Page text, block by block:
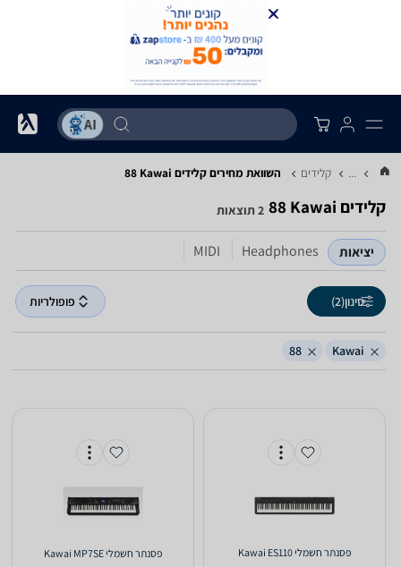
... קלידים השוואת מחירים קלידים ‏Kawai ‏88
קלידים ‏Kawai ‏88 2 תוצאות
יציאות Headphones
MIDI
סינון(2) פופולריות
Kawai
88
‏פסנתר חשמלי Kawai ES110 ‏פסנתר חשמלי Kawai MP7SE